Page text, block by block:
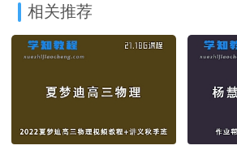
相关推荐